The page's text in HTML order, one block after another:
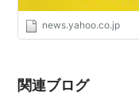
news.yahoo.co.jp
関連ブログ